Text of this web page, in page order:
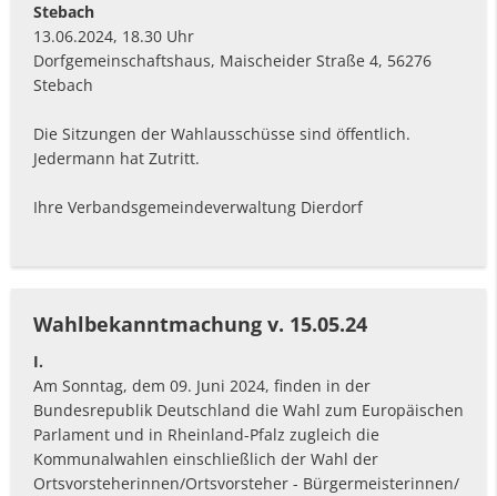
Stebach
13.06.2024, 18.30 Uhr
Dorfgemeinschaftshaus, Maischeider Straße 4, 56276
Stebach
Die Sitzungen der Wahlausschüsse sind öffentlich.
Jedermann hat Zutritt.
Ihre Verbandsgemeindeverwaltung Dierdorf
Wahlbekanntmachung v. 15.05.24
I.
Am Sonntag, dem 09. Juni 2024, finden in der
Bundesrepublik Deutschland die Wahl zum Europäischen
Parlament und in Rheinland-Pfalz zugleich die
Kommunalwahlen einschließlich der Wahl der
Ortsvorsteherinnen/Ortsvorsteher - Bürgermeisterinnen/